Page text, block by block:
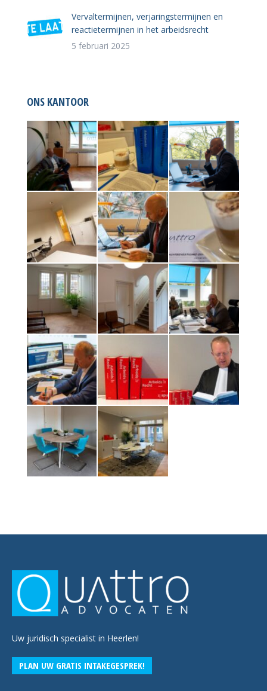
Vervaltermijnen, verjaringstermijnen en
reactietermijnen in het arbeidsrecht
5 februari 2025
ONS KANTOOR
Uw juridisch specialist in Heerlen!
PLAN UW GRATIS INTAKEGESPREK!